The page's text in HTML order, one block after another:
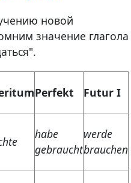
новой
значение глагола
Perfekt Futur I
habe
gebraucht
werde
brauchen